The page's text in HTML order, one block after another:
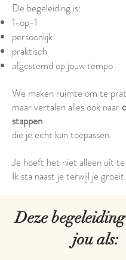
De begeleiding is:
1-op-1
persoonlijk
praktisch
afgestemd op jouw tempo
We maken ruimte om te
maar vertalen alles ook naar
stappen
die je echt kan toepassen.
Je hoeft het niet alleen uit te
Ik sta naast je terwijl je groeit.
Deze
jou als: